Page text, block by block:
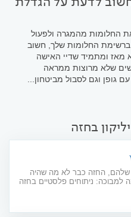
החלומות מהמגרה ולפעול
החלומות שלך, חשוב
מאז ומתמיד שדיי האישה
נשים שלא מרוצות ממראה
גופן וגם לסבול מביטחון...
בחזה
שלהם, החזה כבר לא מה שהיה
למבוכה: ניתוחים פלסטיים בחזה